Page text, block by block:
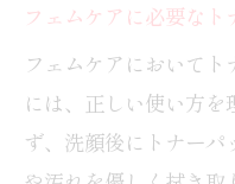
び方
拭き取りパ
化粧水パッ
トナーパッ
フェムケアに必要な
フェムケアにおいて
には、正しい使い方を
ず、洗顔後にトナー